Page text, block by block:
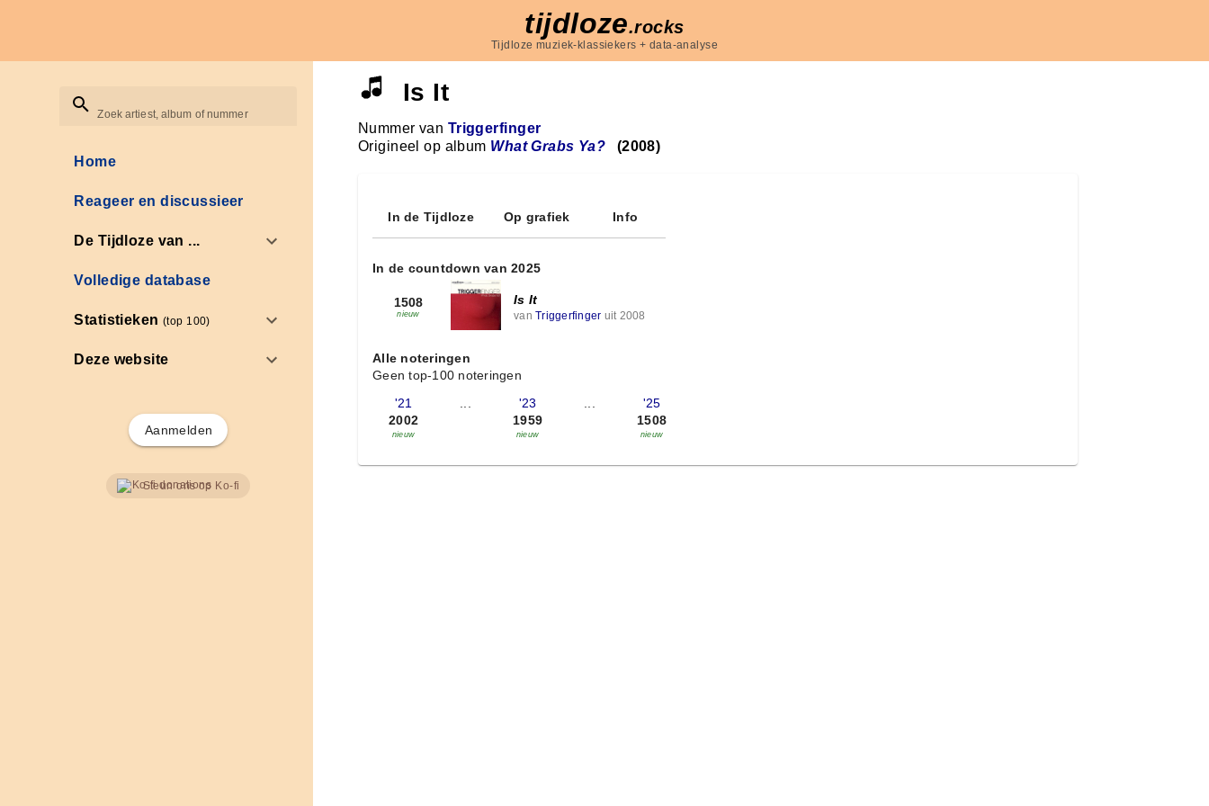
tijdloze.rocks
Tijdloze muziek-klassiekers + data-analyse
Zoek artiest, album of nummer
Home
Reageer en discussieer
De Tijdloze van ...
Volledige database
Statistieken(top 100)
Deze website
Aanmelden
Steun ons op Ko-fi
Is It
Nummer van Triggerfinger
Origineel op album What Grabs Ya? (2008)
In de Tijdloze Op grafiek Info
In de countdown van 2025
1508
nieuw
Is It
van Triggerfinger uit 2008
Alle noteringen
Geen top-100 noteringen
'21
2002
nieuw
...
'23
1959
nieuw
...
'25
1508
nieuw